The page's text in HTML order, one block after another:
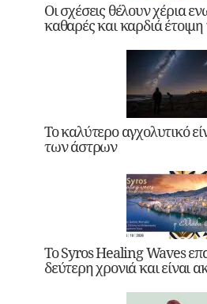
Οι σχέσεις θέλουν χέρια
καθαρές και καρδιά έτοιμη
Το καλύτερο αγχολυτικό
των άστρων
Το Syros Healing Waves
δεύτερη χρονιά και είναι